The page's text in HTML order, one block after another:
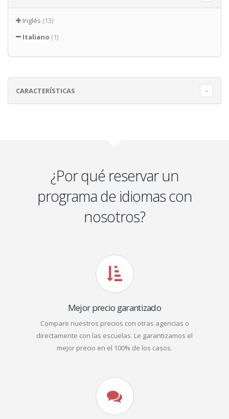
Inglés (13)
Italiano (1)
CARACTERÍSTICAS
¿Por qué reservar un
programa de idiomas con
nosotros?
Mejor precio garantizado
Compare nuestros precios con otras agencias o
directamente con las escuelas. Le garantizamos el
mejor precio en el 100% de los casos.